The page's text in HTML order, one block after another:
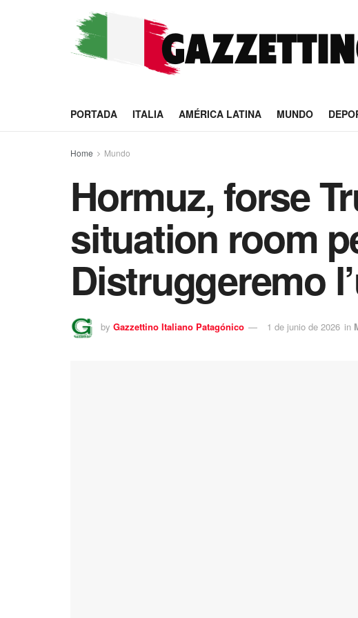
PORTADA ITALIA AMÉRICA LATINA MUNDO
Home Mundo
Hormuz, forse
situation room
Distruggeremo
by Gazzettino Italiano Patagónico 1 de junio de 2026 in